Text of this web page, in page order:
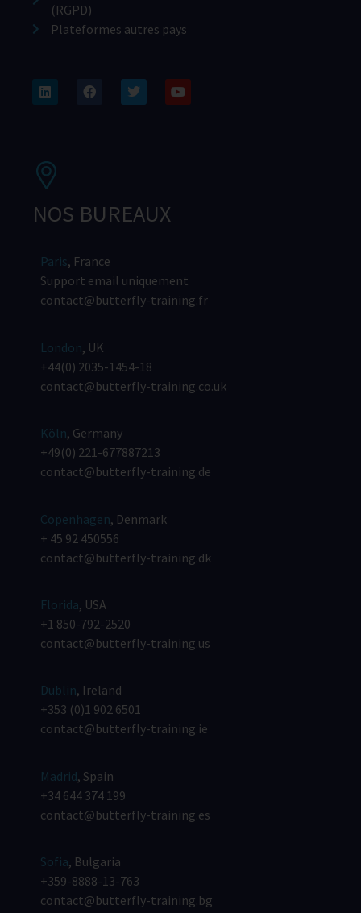
(RGPD)
Plateformes autres pays
NOS BUREAUX
Paris, France
Support email uniquement
contact@butterfly-training.fr
London, UK
+44(0) 2035-1454-18
contact@butterfly-training.co.uk
Köln, Germany
+49(0) 221-677887213
contact@butterfly-training.de
Copenhagen, Denmark
+ 45 92 450556
contact@butterfly-training.dk
Florida, USA
+1 850-792-2520
contact@butterfly-training.us
Dublin, Ireland
+353 (0)1 902 6501
contact@butterfly-training.ie
Madrid, Spain
+34 644 374 199
contact@butterfly-training.es
Sofia, Bulgaria
+359-8888-13-763
contact@butterfly-training.bg